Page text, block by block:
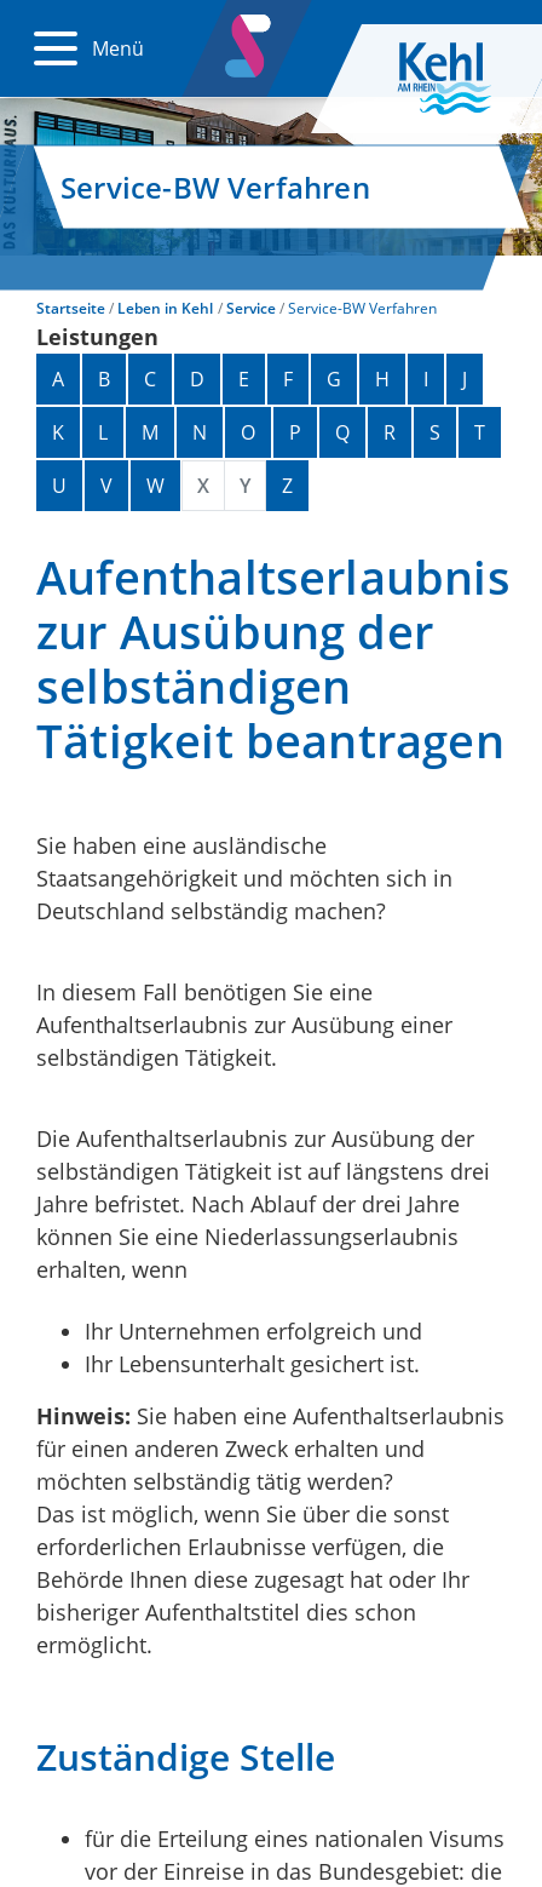
Menü
Service-BW Verfahren
Startseite Leben in Kehl Service Service-BW Verfahren
Leistungen
Alphabetisches Register überspringen
A B C D E F G H I
J
K
L M N O P Q R S
T
U
V W X Y Z
Aufenthaltserlaubnis
zur Ausübung der
selbständigen
Tätigkeit beantragen
Sie haben eine ausländische
Staatsangehörigkeit und möchten sich in
Deutschland selbständig machen?
In diesem Fall benötigen Sie eine
Aufenthaltserlaubnis zur Ausübung einer
selbständigen Tätigkeit.
Die Aufenthaltserlaubnis zur Ausübung der
selbständigen Tätigkeit ist auf längstens drei
Jahre befristet. Nach Ablauf der drei Jahre
können Sie eine Niederlassungserlaubnis
erhalten, wenn
Ihr Unternehmen erfolgreich und
Ihr Lebensunterhalt gesichert ist.
Hinweis: Sie haben eine Aufenthaltserlaubnis
für einen anderen Zweck erhalten und
möchten selbständig tätig werden?
Das ist möglich, wenn Sie über die sonst
erforderlichen Erlaubnisse verfügen, die
Behörde Ihnen diese zugesagt hat oder Ihr
bisheriger Aufenthaltstitel dies schon
ermöglicht.
Zuständige Stelle
für die Erteilung eines nationalen Visums
vor der Einreise in das Bundesgebiet: die